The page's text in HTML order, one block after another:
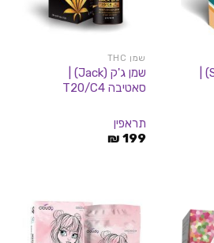
סיני מיניז (Sinai Minis) |
שמן THC
שמן ג'ק (Jack) |
סאטיבה T20/C4
תראפין
199
₪